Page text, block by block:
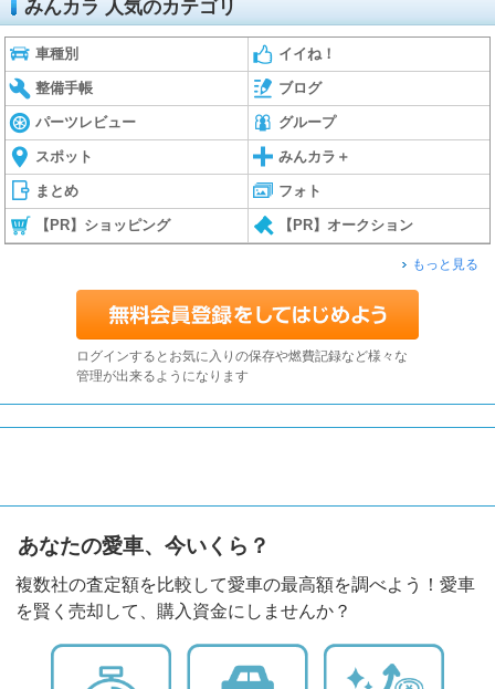
みんカラ 人気のカテゴリ
車種別 イイね！
整備手帳 ブログ
パーツレビュー グループ
スポット みんカラ＋
まとめ フォト
【PR】ショッピング 【PR】オークション
もっと見る
ログインするとお気に入りの保存や燃費記録など様々な
管理が出来るようになります
あなたの愛車、今いくら？
複数社の査定額を比較して愛車の最高額を調べよう！愛車
を賢く売却して、購入資金にしませんか？